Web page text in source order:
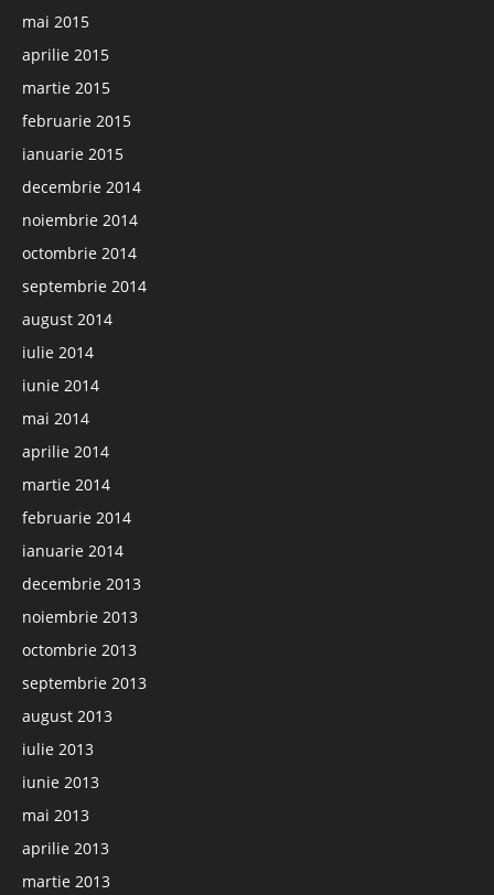
mai 2015
aprilie 2015
martie 2015
februarie 2015
ianuarie 2015
decembrie 2014
noiembrie 2014
octombrie 2014
septembrie 2014
august 2014
iulie 2014
iunie 2014
mai 2014
aprilie 2014
martie 2014
februarie 2014
ianuarie 2014
decembrie 2013
noiembrie 2013
octombrie 2013
septembrie 2013
august 2013
iulie 2013
iunie 2013
mai 2013
aprilie 2013
martie 2013